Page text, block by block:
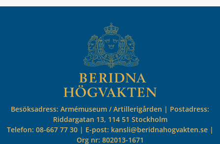
Besöksadress: Armémuseum / Artillerigården | Postadress:
Riddargatan 13, 114 51 Stockholm
Telefon: 08-667 77 30 | E-post: kansli@beridnahogvakten.se |
Org nr: 802013-1671